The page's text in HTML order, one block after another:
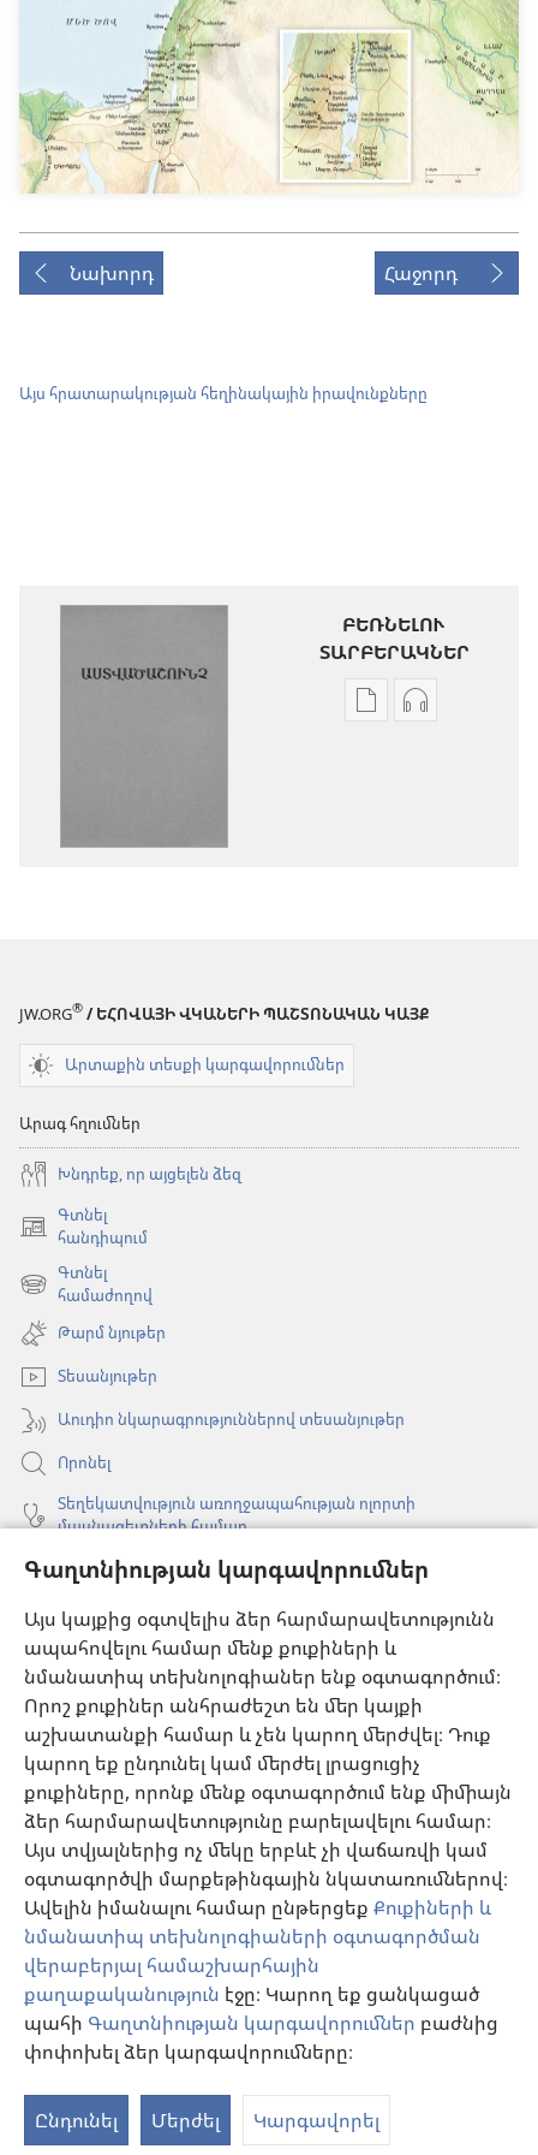
Գաղտնիության կարգավորումներ
Այս կայքից օգտվելիս ձեր հարմարավետությունն
ապահովելու համար մենք քուքիների և
նմանատիպ տեխնոլոգիաներ ենք օգտագործում։
Որոշ քուքիներ անհրաժեշտ են մեր կայքի
աշխատանքի համար և չեն կարող մերժվել։ Դուք
կարող եք ընդունել կամ մերժել լրացուցիչ
քուքիները, որոնք մենք օգտագործում ենք միմիայն
ձեր հարմարավետությունը բարելավելու համար։
Այս տվյալներից ոչ մեկը երբևէ չի վաճառվի կամ
օգտագործվի մարքեթինգային նկատառումներով։
Ավելին իմանալու համար ընթերցեք Քուքիների և
նմանատիպ տեխնոլոգիաների օգտագործման
վերաբերյալ համաշխարհային
քաղաքականություն էջը։ Կարող եք ցանկացած
պահի Գաղտնիության կարգավորումներ բաժնից
փոփոխել ձեր կարգավորումները։
Ընդունել Մերժել Կարգավորել
Նախորդ Հաջորդ
Այս հրատարակության հեղինակային իրավունքները
ԲԵՌՆԵԼՈՒ
ՏԱՐԲԵՐԱԿՆԵՐ
Թվային
JW.ORG® / ԵՀՈՎԱՅԻ ՎԿԱՆԵՐԻ ՊԱՇՏՈՆԱԿԱՆ ԿԱՅՔ
Արտաքին տեսքի կարգավորումներ
Արագ հղումներ
Խնդրեք, որ այցելեն ձեզ
Գտնել
հանդիպում
(բացվում
նոր
պատուհան)
Գտնել
համաժողով
(բացվում
նոր
պատուհան)
Թարմ նյութեր
Տեսանյութեր
Աուդիո նկարագրություններով տեսանյութեր
Որոնել
Տեղեկատվություն առողջապահության ոլորտի
մասնագետների համար
Գլոբալ հաղորդակցություն
Օգնություն
Նվիրատվություններ
(բացվում
է
նոր
պատուհան)
Դիտարանի ՕՆԼԱՅՆ ԳՐԱԴԱՐԱՆ
(բացվում
է
նոր
պատուհան)
JW Hub
(բացվում
է
նոր
պատուհան)
JW Library® հավելված
Watchtower Library
Copyright © 2026 Watch Tower Bible and Tract Society of Pennsylvania.
ՕԳՏԱԳՈՐԾՄԱՆ ՊԱՅՄԱՆՆԵՐ |
ՔԱՂԱՔԱԿԱՆՈՒԹՅՈՒՆ|ԳԱՂՏՆԻՈՒԹՅԱՆ ԿԱՐԳԱՎՈՐՈՒՄՆԵՐ